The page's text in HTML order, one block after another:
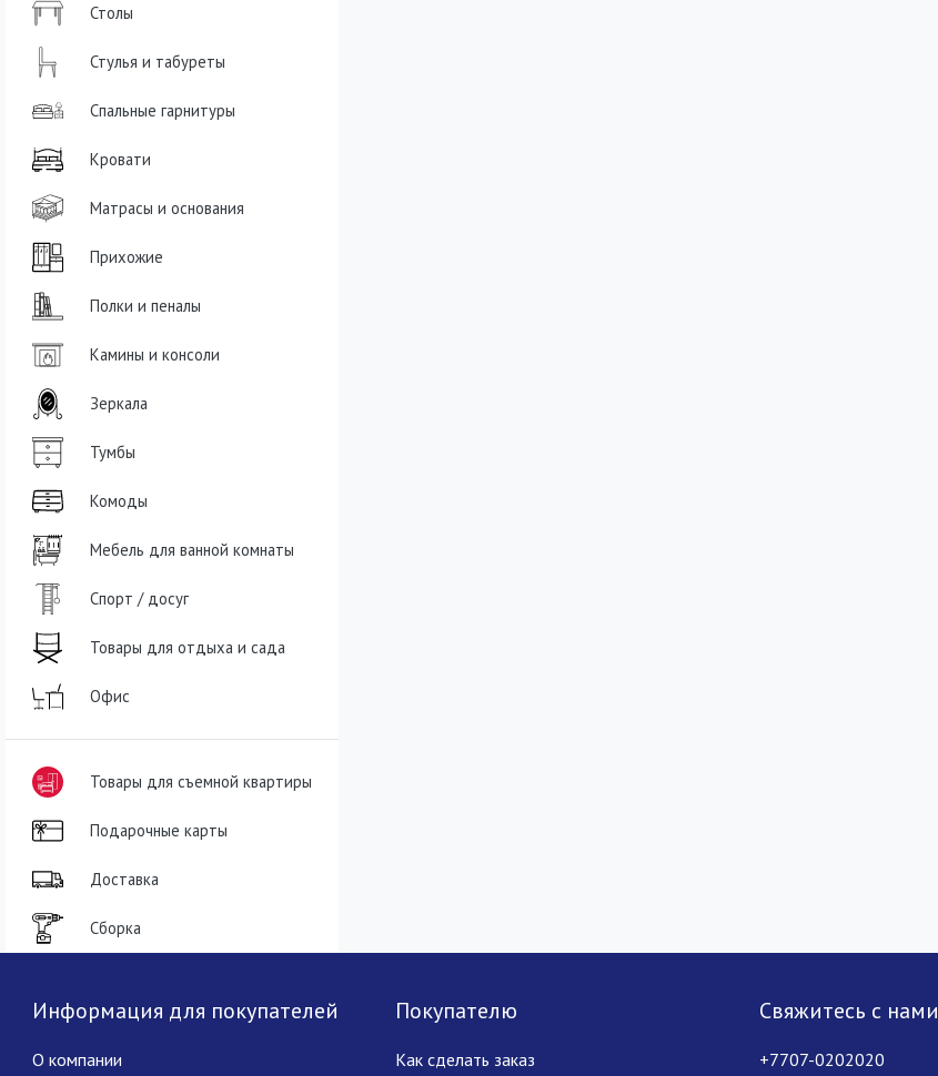
Столы
Стулья и табуреты
Спальные гарнитуры
Кровати
Матрасы и основания
Прихожие
Полки и пеналы
Камины и консоли
Зеркала
Тумбы
Комоды
Мебель для ванной комнаты
Спорт / досуг
Товары для отдыха и сада
Офис
Товары для съемной квартиры
Подарочные карты
Доставка
Сборка
Информация для покупателей
О компании
Покупателю
Как сделать заказ
Свяжитесь с нами
+7707-0202020